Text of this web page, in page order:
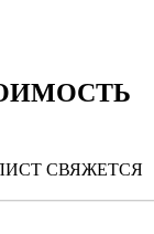
СВЯЖЕТСЯ